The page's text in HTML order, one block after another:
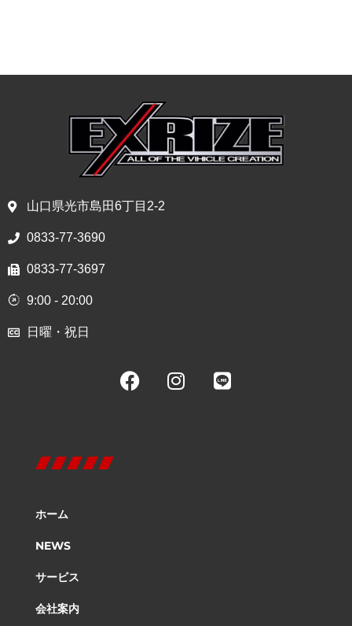
山口県光市島田6丁目2-2
0833-77-3690
0833-77-3697
9:00 - 20:00
日曜・祝日
ホーム
NEWS
サービス
会社案内